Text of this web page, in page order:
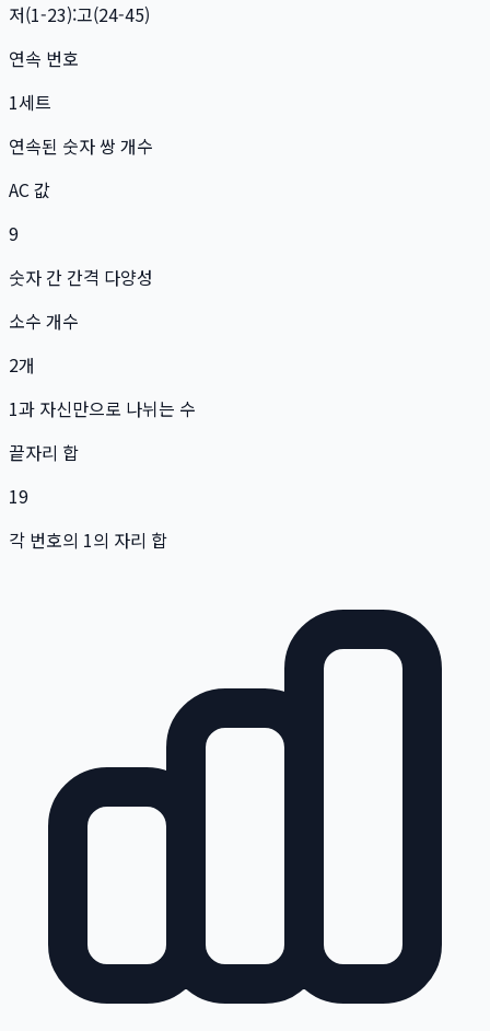
저(1-23):고(24-45)
연속 번호
1세트
연속된 숫자 쌍 개수
AC 값
9
숫자 간 간격 다양성
소수 개수
2개
1과 자신만으로 나뉘는 수
끝자리 합
19
각 번호의 1의 자리 합